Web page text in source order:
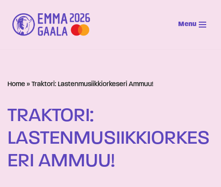
Siirry
suoraan
Menu
Home » Traktori: Lastenmusiikkiorkeseri Ammuu!
TRAKTORI:
LASTENMUSIIKKIORKES
ERI AMMUU!